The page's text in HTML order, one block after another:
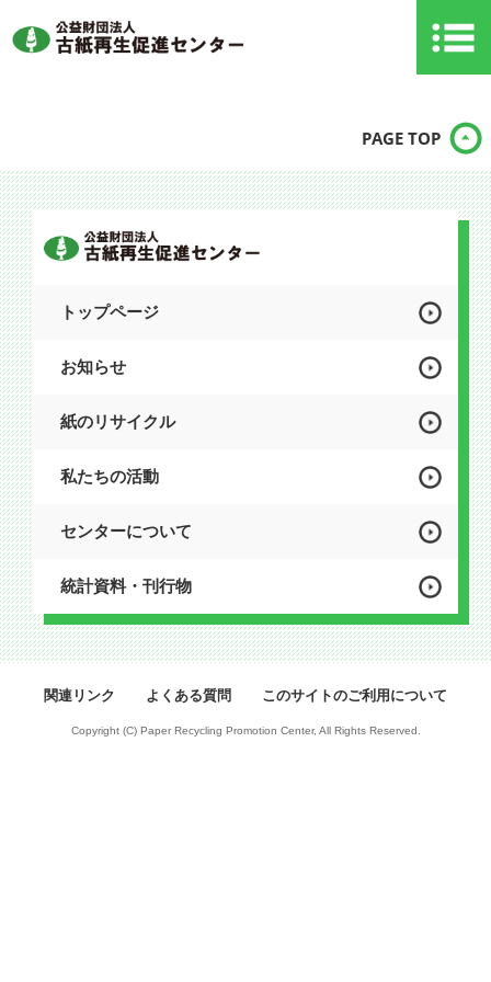
PAGE TOP
トップページ
お知らせ
紙のリサイクル
私たちの活動
センターについて
統計資料・刊行物
関連リンク よくある質問 このサイトのご利用について
Copyright (C) Paper Recycling Promotion Center, All Rights Reserved.